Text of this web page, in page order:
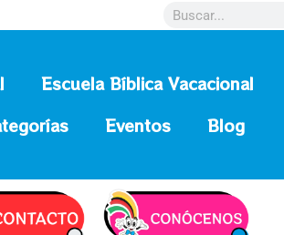
Escuela Bíblica Vacacional
Eventos Blog